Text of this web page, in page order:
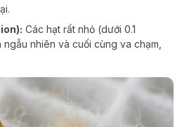
Các hạt rất nhỏ (dưới 0.1
nhiên và cuối cùng va chạm,